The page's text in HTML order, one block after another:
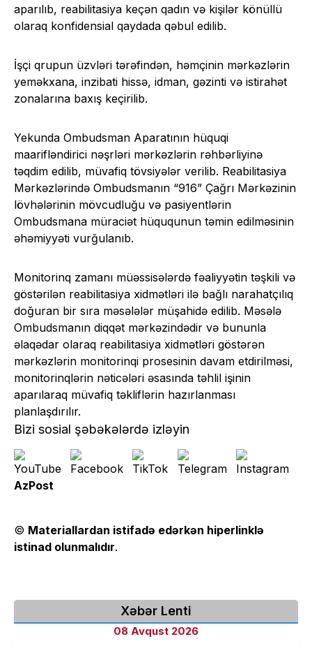
aparılıb, reabilitasiya keçən qadın və kişilər könüllü
olaraq konfidensial qaydada qəbul edilib.
İşçi qrupun üzvləri tərəfindən, həmçinin mərkəzlərin
yeməkxana, inzibati hissə, idman, gəzinti və istirahət
zonalarına baxış keçirilib.
Yekunda Ombudsman Aparatının hüquqi
maarifləndirici nəşrləri mərkəzlərin rəhbərliyinə
təqdim edilib, müvafiq tövsiyələr verilib. Reabilitasiya
Mərkəzlərində Ombudsmanın “916” Çağrı Mərkəzinin
lövhələrinin mövcudluğu və pasiyentlərin
Ombudsmana müraciət hüququnun təmin edilməsinin
əhəmiyyəti vurğulanıb.
Monitorinq zamanı müəssisələrdə fəaliyyətin təşkili və
göstərilən reabilitasiya xidmətləri ilə bağlı narahatçılıq
doğuran bir sıra məsələlər müşahidə edilib. Məsələ
Ombudsmanın diqqət mərkəzindədir və bununla
əlaqədar olaraq reabilitasiya xidmətləri göstərən
mərkəzlərin monitorinqi prosesinin davam etdirilməsi,
monitorinqlərin nəticələri əsasında təhlil işinin
aparılaraq müvafiq təkliflərin hazırlanması
planlaşdırılır.
Bizi sosial şəbəkələrdə izləyin
AzPost
© Materiallardan istifadə edərkən hiperlinklə
istinad olunmalıdır.
Xəbər Lenti
08 Avqust 2026